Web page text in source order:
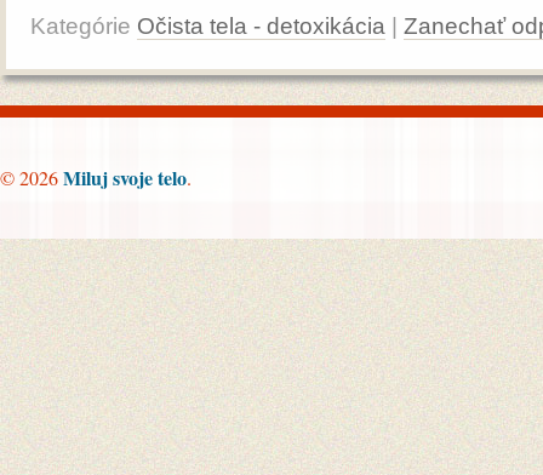
Kategórie Očista tela - detoxikácia Zanechať
© 2026Miluj svoje telo.